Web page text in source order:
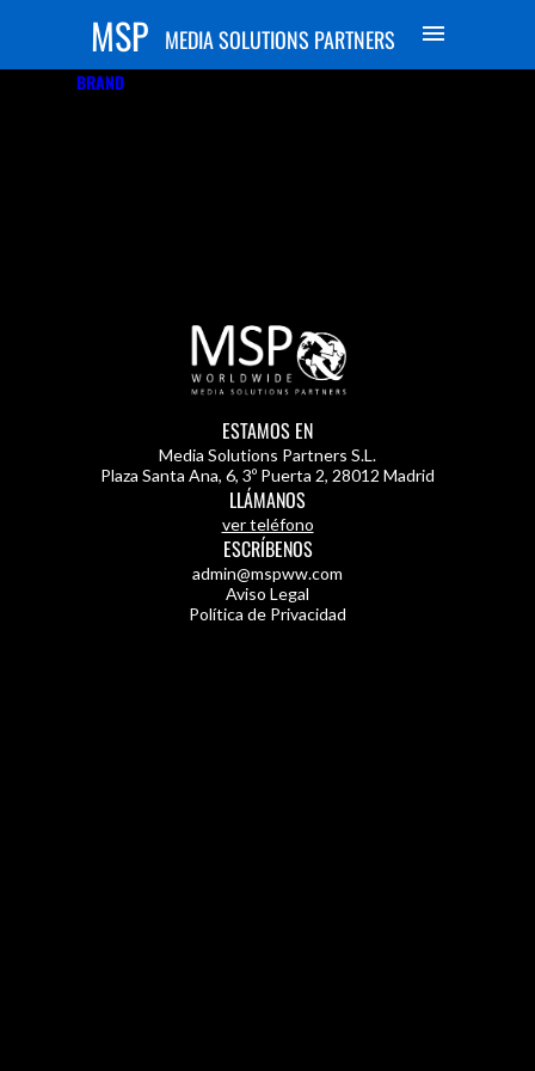
MSP MEDIA SOLUTIONS PARTNERS
BRAND
ESTAMOS EN
Media Solutions Partners S.L.
Plaza Santa Ana, 6, 3º Puerta 2, 28012 Madrid
LLÁMANOS
ver teléfono
ESCRÍBENOS
admin@mspww.com
Aviso Legal
Política de Privacidad